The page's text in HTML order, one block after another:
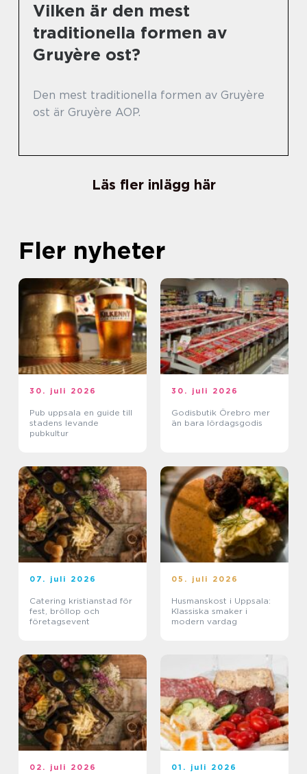
Vilken är den mest
traditionella formen av
Gruyère ost?
Den mest traditionella formen av Gruyère
ost är Gruyère AOP.
Läs fler inlägg här
Fler nyheter
30. juli 2026
Pub uppsala en guide till
stadens levande
pubkultur
30. juli 2026
Godisbutik Örebro mer
än bara lördagsgodis
07. juli 2026
Catering kristianstad för
fest, bröllop och
företagsevent
05. juli 2026
Husmanskost i Uppsala:
Klassiska smaker i
modern vardag
02. juli 2026 01. juli 2026